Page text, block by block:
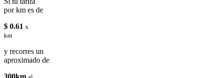
por km es de
$ 0.61 x
km
y recorres un
aproximado de
300km